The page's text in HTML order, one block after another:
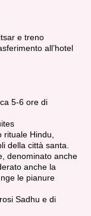
e treno
all’hotel
5-6 ore di
Hindu,
della città santa.
denominato anche
anche la
le pianure
Sadhu e di